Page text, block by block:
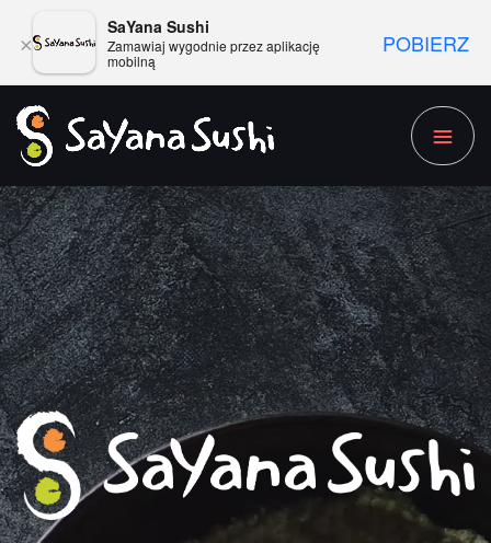
×
SaYana Sushi
Zamawiaj wygodnie przez aplikację
mobilną
POBIERZ